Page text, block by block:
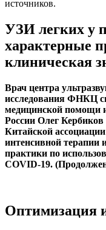
источников.
УЗИ легких у
характерные
клиническая
Врач центра
исследования ФНКЦ
медицинской помощи
России Олег Кербиков
Китайской
интенсивной терапии
практики по
COVID-19.
Оптимизация